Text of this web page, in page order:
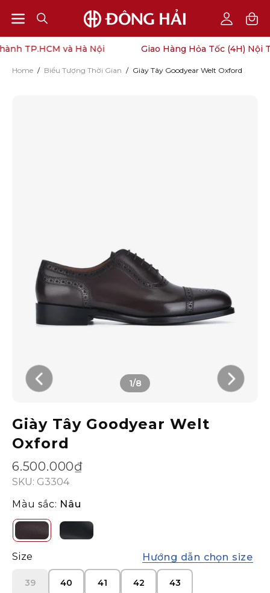
Open
navigation
OPEN
SEARCH
BAR
My
Account
TP.HCM và Hà Nội Giao Hàng Hỏa Tốc (4H) Nội
Home / Biểu Tượng Thời Gian / Giày Tây Goodyear Welt Oxford
1/8
Giày Tây Goodyear Welt
Oxford
6.500.000₫
SKU: G3304
Màu sắc: Nâu
Size Hướng dẫn chọn size
39 40 41 42 43